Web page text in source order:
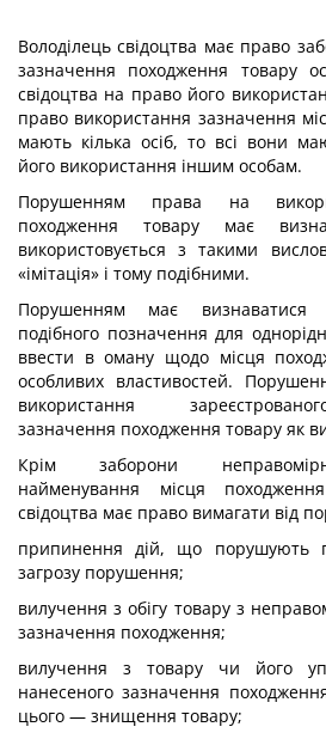
Володілець свідоцтва має право
зазначення походження товару
свідоцтва на право його
право використання зазначення
мають кілька осіб, то всі вони
його використання іншим особам.
Порушенням права на
походження товару має
використовується з такими
«імітація» і тому подібними.
Порушенням має визнаватися
подібного позначення для
ввести в оману щодо місця
особливих властивостей.
використання
зазначення походження товару як
Крім заборони
найменування місця
свідоцтва має право вимагати від
припинення дій, що порушують
загрозу порушення;
вилучення з обігу товару з
зазначення походження;
вилучення з товару чи його
нанесеного зазначення
цього — знищення товару;